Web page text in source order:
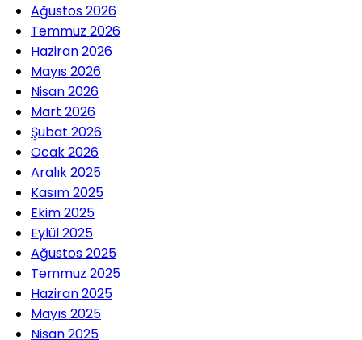
Ağustos 2026
Temmuz 2026
Haziran 2026
Mayıs 2026
Nisan 2026
Mart 2026
Şubat 2026
Ocak 2026
Aralık 2025
Kasım 2025
Ekim 2025
Eylül 2025
Ağustos 2025
Temmuz 2025
Haziran 2025
Mayıs 2025
Nisan 2025